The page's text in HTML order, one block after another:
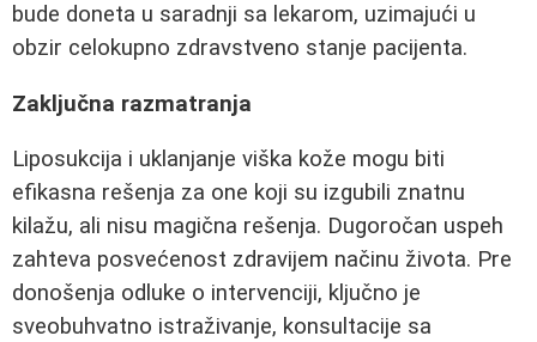
bude doneta u saradnji sa lekarom, uzimajući u
obzir celokupno zdravstveno stanje pacijenta.
Zaključna razmatranja
Liposukcija i uklanjanje viška kože mogu biti
efikasna rešenja za one koji su izgubili znatnu
kilažu, ali nisu magična rešenja. Dugoročan uspeh
zahteva posvećenost zdravijem načinu života. Pre
donošenja odluke o intervenciji, ključno je
sveobuhvatno istraživanje, konsultacije sa